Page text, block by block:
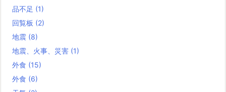
品不足 (1)
回覧板 (2)
地震 (8)
地震、火事、災害 (1)
外食 (15)
外食 (6)